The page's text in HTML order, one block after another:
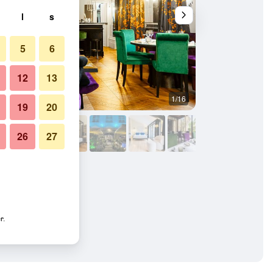
1/16
l s
5 6
12 13
19 20
26 27